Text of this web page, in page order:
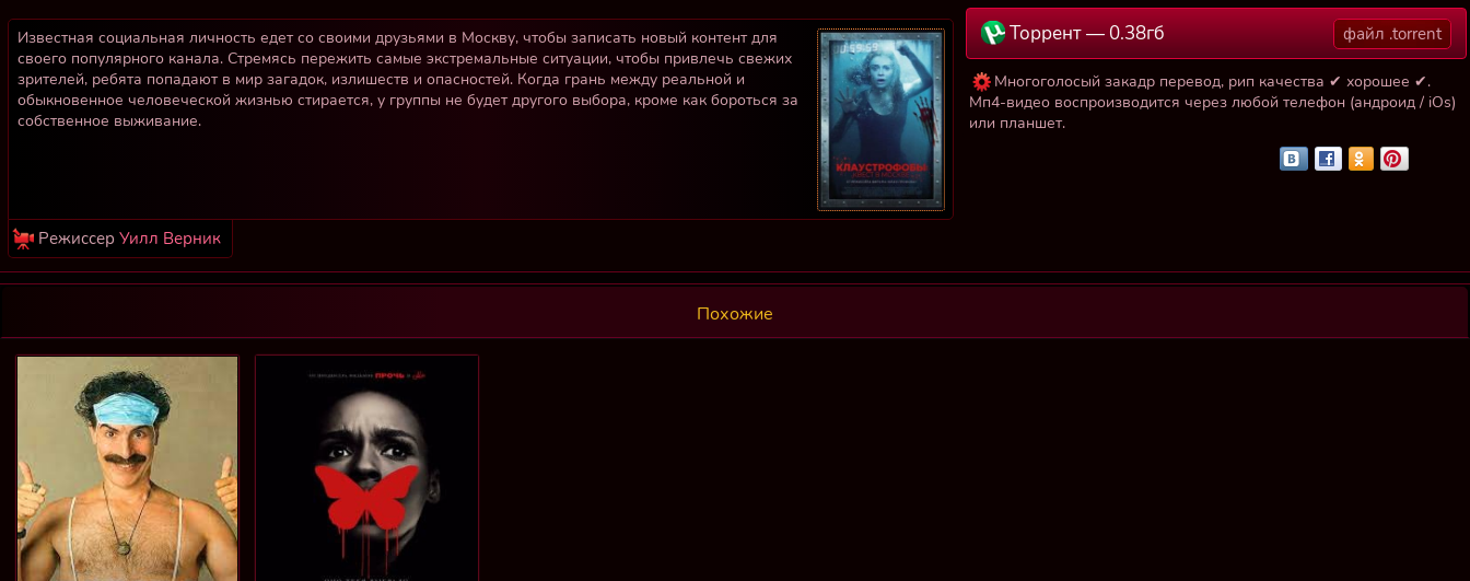
Известная социальная личность едет со своими друзьями в Москву, чтобы записать новый контент для
своего популярного канала. Стремясь пережить самые экстремальные ситуации, чтобы привлечь свежих
зрителей, ребята попадают в мир загадок, излишеств и опасностей. Когда грань между реальной и
обыкновенное человеческой жизнью стирается, у группы не будет другого выбора, кроме как бороться за
собственное выживание.
Режиссер Уилл Верник
Торрент — 0.38гб файл .torrent
Многоголосый закадр перевод, рип качества ✔ хорошее ✔.
Мп4-видео воспроизводится через любой телефон (андроид / iOs)
или планшет.
Похожие